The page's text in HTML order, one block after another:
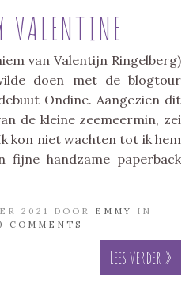
van Valentijn Ringelberg)
doen met de blogtour
Ondine. Aangezien dit
de kleine zeemeermin, zei
kon niet wachten tot ik hem
fijne handzame paperback
2021 DOOR EMMY
IN
COMMENTS
Lees verder »